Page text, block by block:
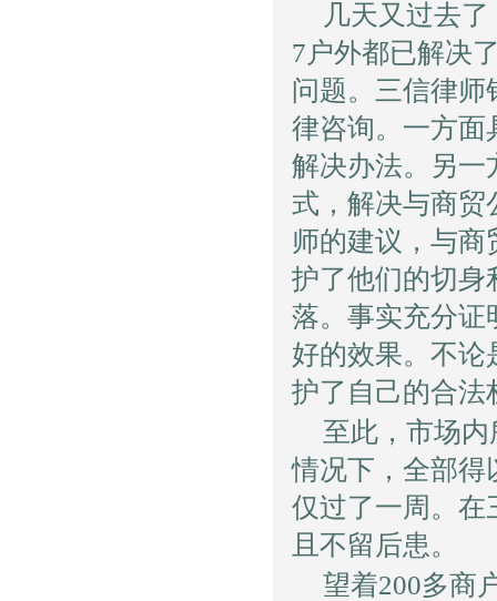
几天又过去
7户外都已解决
问题。三信律师
律咨询。一方面
解决办法。另一
式，解决与商贸
师的建议，与
护了他们的切身
落。事实充分证
好的效果。不论
护了自己的合法
至此，市场
情况下，全部得
仅过了一周。在
且不留后患。
望着200多商